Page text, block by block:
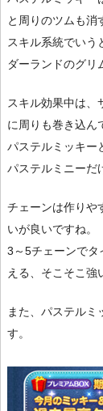
と周りのツムも消
スキル系統でいう
ダーランドのグリ
スキル効果中は、
に周りも巻き込ん
パステルミッキー
パステルミニーだ
チェーンは作りや
いが良いですね。
3～5チェーンでタ
える、そこそこ強
また、パステルミ
す。